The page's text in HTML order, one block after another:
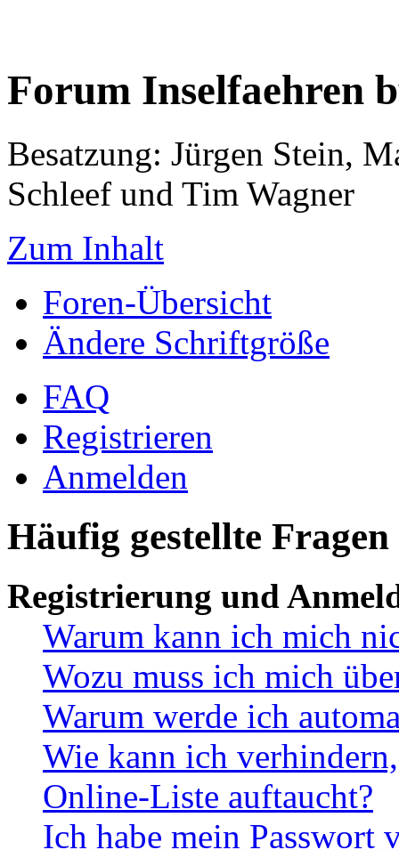
Forum Inselfaehren
Besatzung: Jürgen Stein,
Schleef und Tim Wagner
Zum Inhalt
Foren-Übersicht
Ändere Schriftgröße
FAQ
Registrieren
Anmelden
Häufig gestellte Fragen
Registrierung und
Warum kann ich mich
Wozu muss ich mich
Warum werde ich
Wie kann ich
Online-Liste auftaucht?
Ich habe mein Passwort